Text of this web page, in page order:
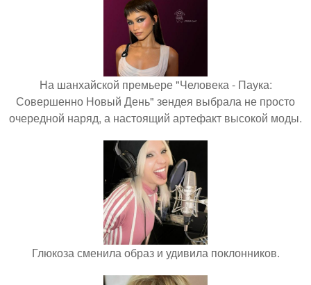
На шанхайской премьере "Человека - Паука:
Совершенно Новый День" зендея выбрала не просто
очередной наряд, а настоящий артефакт высокой моды.
Глюкоза сменила образ и удивила поклонников.